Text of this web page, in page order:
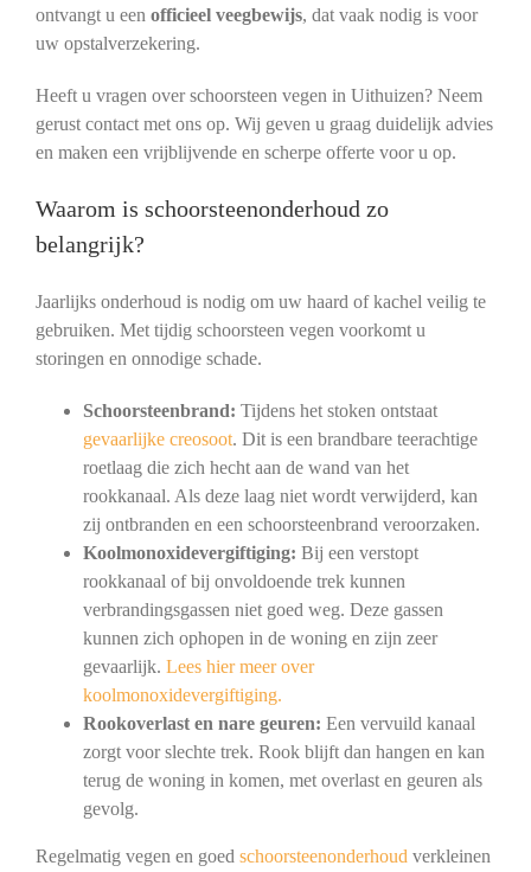
ontvangt u een officieel veegbewijs, dat vaak nodig is voor
uw opstalverzekering.
Heeft u vragen over schoorsteen vegen in Uithuizen? Neem
gerust contact met ons op. Wij geven u graag duidelijk advies
en maken een vrijblijvende en scherpe offerte voor u op.
Waarom is schoorsteenonderhoud zo
belangrijk?
Jaarlijks onderhoud is nodig om uw haard of kachel veilig te
gebruiken. Met tijdig schoorsteen vegen voorkomt u
storingen en onnodige schade.
Schoorsteenbrand: Tijdens het stoken ontstaat
gevaarlijke creosoot. Dit is een brandbare teerachtige
roetlaag die zich hecht aan de wand van het
rookkanaal. Als deze laag niet wordt verwijderd, kan
zij ontbranden en een schoorsteenbrand veroorzaken.
Koolmonoxidevergiftiging: Bij een verstopt
rookkanaal of bij onvoldoende trek kunnen
verbrandingsgassen niet goed weg. Deze gassen
kunnen zich ophopen in de woning en zijn zeer
gevaarlijk. Lees hier meer over
koolmonoxidevergiftiging.
Rookoverlast en nare geuren: Een vervuild kanaal
zorgt voor slechte trek. Rook blijft dan hangen en kan
terug de woning in komen, met overlast en geuren als
gevolg.
Regelmatig vegen en goed schoorsteenonderhoud verkleinen